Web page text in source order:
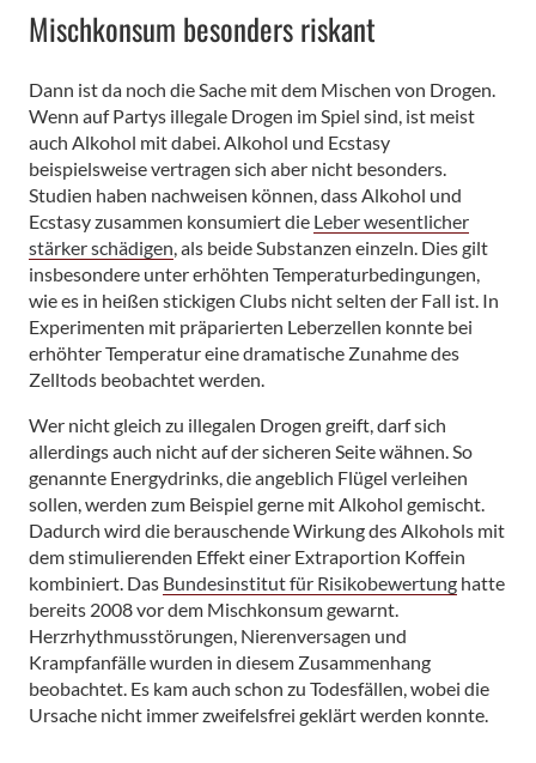
Mischkonsum besonders riskant
Dann ist da noch die Sache mit dem Mischen von Drogen.
Wenn auf Partys illegale Drogen im Spiel sind, ist meist
auch Alkohol mit dabei. Alkohol und Ecstasy
beispielsweise vertragen sich aber nicht besonders.
Studien haben nachweisen können, dass Alkohol und
Ecstasy zusammen konsumiert die Leber wesentlicher
stärker schädigen, als beide Substanzen einzeln. Dies gilt
insbesondere unter erhöhten Temperaturbedingungen,
wie es in heißen stickigen Clubs nicht selten der Fall ist. In
Experimenten mit präparierten Leberzellen konnte bei
erhöhter Temperatur eine dramatische Zunahme des
Zelltods beobachtet werden.
Wer nicht gleich zu illegalen Drogen greift, darf sich
allerdings auch nicht auf der sicheren Seite wähnen. So
genannte Energydrinks, die angeblich Flügel verleihen
sollen, werden zum Beispiel gerne mit Alkohol gemischt.
Dadurch wird die berauschende Wirkung des Alkohols mit
dem stimulierenden Effekt einer Extraportion Koffein
kombiniert. Das Bundesinstitut für Risikobewertung hatte
bereits 2008 vor dem Mischkonsum gewarnt.
Herzrhythmusstörungen, Nierenversagen und
Krampfanfälle wurden in diesem Zusammenhang
beobachtet. Es kam auch schon zu Todesfällen, wobei die
Ursache nicht immer zweifelsfrei geklärt werden konnte.